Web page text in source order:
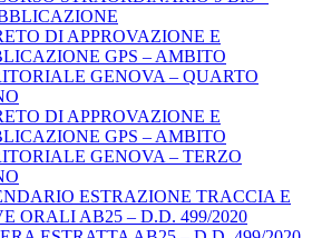
DI APPROVAZIONE E
GPS – AMBITO
GENOVA – QUARTO
DI APPROVAZIONE E
GPS – AMBITO
GENOVA – TERZO
ESTRAZIONE TRACCIA E
ORALI AB25 – D.D. 499/2020